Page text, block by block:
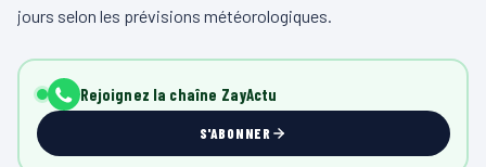
jours selon les prévisions météorologiques.
Rejoignez la chaîne ZayActu
S'ABONNER